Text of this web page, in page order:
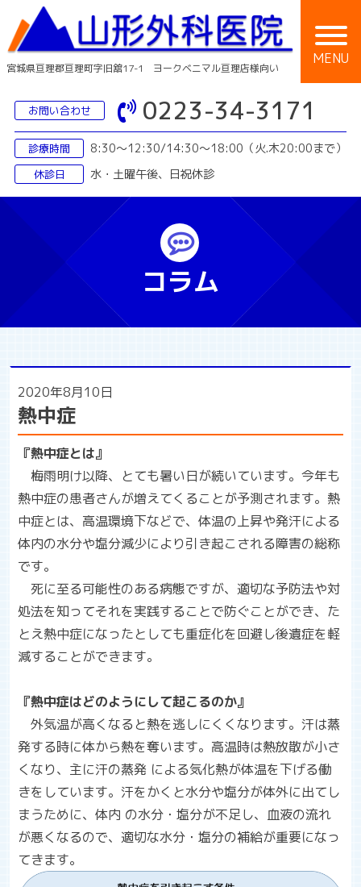
to
content
宮城県亘理郡亘理町字旧舘17-1 ヨークベニマル亘理店様向い
MENU
お問い合わせ 0223-34-3171
診療時間 8:30〜12:30/14:30〜18:00 （火.木20:00まで）
休診日 水・土曜午後、日祝休診
コラム
2020年8月10日
熱中症
『熱中症とは』
梅雨明け以降、とても暑い日が続いています。今年も
熱中症の患者さんが増えてくることが予測されます。熱
中症とは、高温環境下などで、体温の上昇や発汗による
体内の水分や塩分減少により引き起こされる障害の総称
です。
死に至る可能性のある病態ですが、適切な予防法や対
処法を知ってそれを実践することで防ぐことができ、た
とえ熱中症になったとしても重症化を回避し後遺症を軽
減することができます。
『熱中症はどのようにして起こるのか』
外気温が高くなると熱を逃しにくくなります。汗は蒸
発する時に体から熱を奪います。高温時は熱放散が小さ
くなり、主に汗の蒸発 による気化熱が体温を下げる働
きをしています。汗をかくと水分や塩分が体外に出てし
まうために、体内 の水分・塩分が不足し、血液の流れ
が悪くなるので、適切な水分・塩分の補給が重要になっ
てきます。